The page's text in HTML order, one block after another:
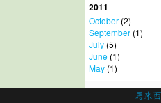
2011
October(2)
September(1)
July(5)
June(1)
May(1)
馬來